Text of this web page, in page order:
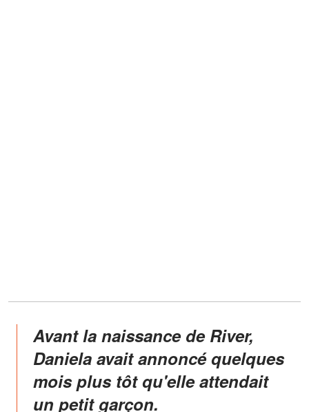
Avant la naissance de River,
Daniela avait annoncé quelques
mois plus tôt qu'elle attendait
un petit garçon.